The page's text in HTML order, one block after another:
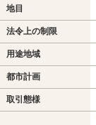
地目
法令上の制限
用途地域
都市計画
取引態様